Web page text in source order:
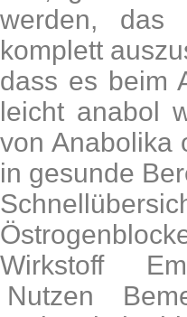
werden, das
komplett
dass es beim
leicht anabol
von Anabolika
in gesunde
Wirkstoff
Nutzen